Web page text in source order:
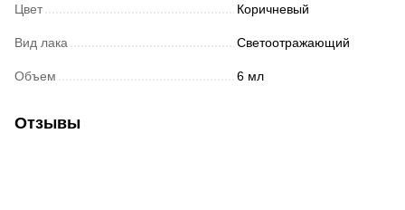
Цвет Коричневый
Вид лака Светоотражающий
Объем 6 мл
Отзывы